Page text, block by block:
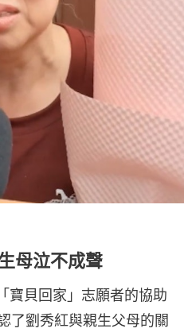
母泣不成聲
寶貝回家」志願者的協助
了劉秀紅與親生父母的關